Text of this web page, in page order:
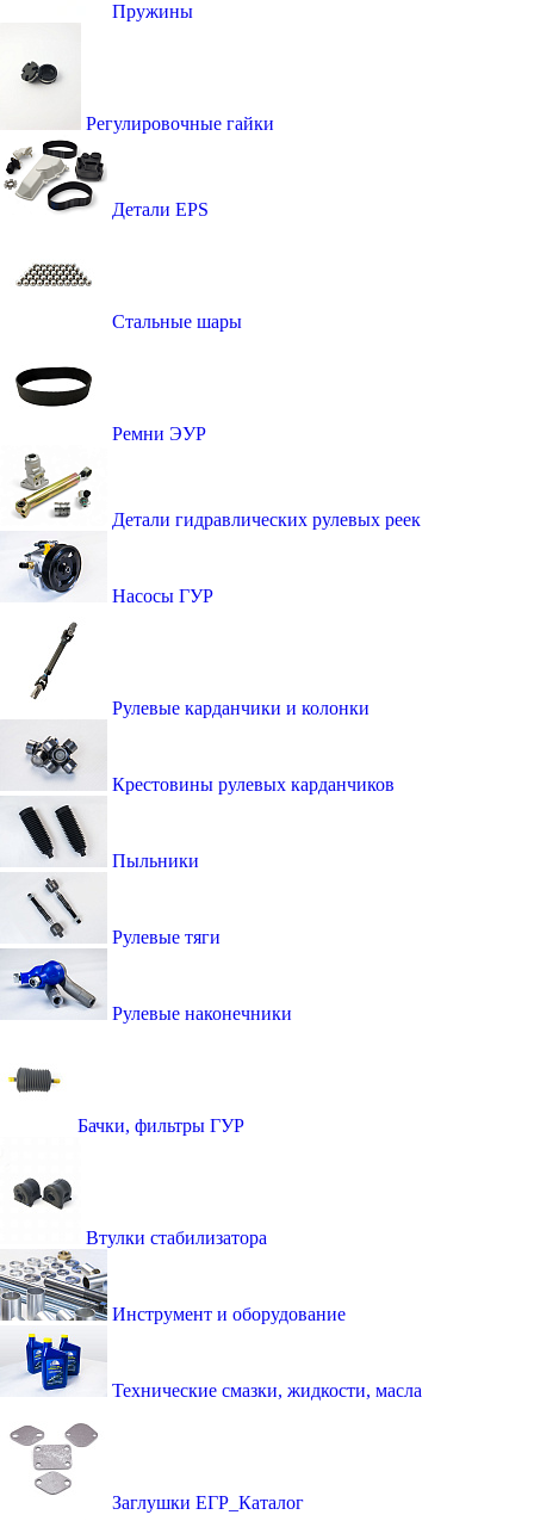
Пружины
Регулировочные гайки
Детали EPS
Стальные шары
Ремни ЭУР
Детали гидравлических рулевых реек
Насосы ГУР
Рулевые карданчики и колонки
Крестовины рулевых карданчиков
Пыльники
Рулевые тяги
Рулевые наконечники
Бачки, фильтры ГУР
Втулки стабилизатора
Инструмент и оборудование
Технические смазки, жидкости, масла
Заглушки ЕГР_Каталог